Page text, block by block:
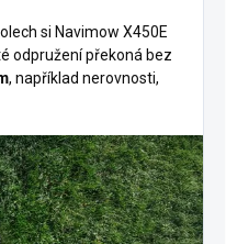
si Navimow X450E
odpružení překoná bez
, například nerovnosti,